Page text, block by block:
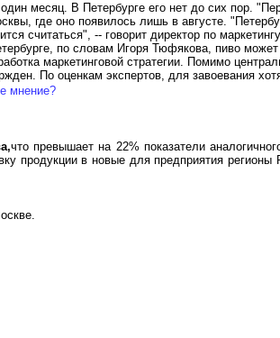
месяц. В Петербурге его нет до сих пор.
где оно появилось лишь в августе.
считаться", -- говорит директор по
по словам Игоря Тюфякова, пиво
маркетинговой стратегии. Помимо
По оценкам экспертов, для завоевания
мнение?
что превышает на 22% показатели
продукции в новые для предприятия регионы